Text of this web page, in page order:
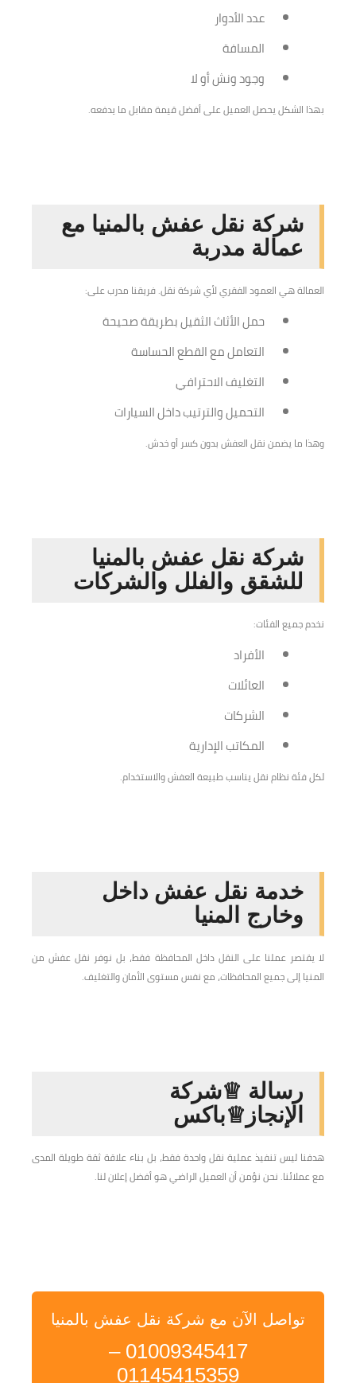
عدد الأدوار
المسافة
وجود ونش أو لا
بهذا الشكل يحصل العميل على أفضل قيمة مقابل ما يدفعه.
شركة نقل عفش بالمنيا مع
عمالة مدربة
العمالة هي العمود الفقري لأي شركة نقل. فريقنا مدرب على:
حمل الأثاث الثقيل بطريقة صحيحة
التعامل مع القطع الحساسة
التغليف الاحترافي
التحميل والترتيب داخل السيارات
وهذا ما يضمن نقل العفش بدون كسر أو خدش.
شركة نقل عفش بالمنيا
للشقق والفلل والشركات
نخدم جميع الفئات:
الأفراد
العائلات
الشركات
المكاتب الإدارية
لكل فئة نظام نقل يناسب طبيعة العفش والاستخدام.
خدمة نقل عفش داخل
وخارج المنيا
لا يقتصر عملنا على النقل داخل المحافظة فقط، بل نوفر نقل عفش من
المنيا إلى جميع المحافظات، مع نفس مستوى الأمان والتغليف.
رسالة ♕شركة
الإنجاز♕باكس
هدفنا ليس تنفيذ عملية نقل واحدة فقط، بل بناء علاقة ثقة طويلة المدى
مع عملائنا. نحن نؤمن أن العميل الراضي هو أفضل إعلان لنا.
تواصل الآن مع شركة نقل عفش بالمنيا
01009345417 –
01145415359